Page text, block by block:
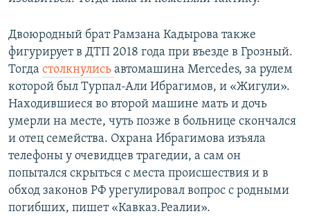
Двоюродный брат Рамзана Кадырова также
фигурирует в ДТП 2018 года при въезде в Грозный.
Тогда столкнулись автомашина Mercedes, за рулем
которой был Турпал-Али Ибрагимов, и «Жигули».
Находившиеся во второй машине мать и дочь
умерли на месте, чуть позже в больнице скончался
и отец семейства. Охрана Ибрагимова изъяла
телефоны у очевидцев трагедии, а сам он
попытался скрыться с места происшествия и в
обход законов РФ урегулировал вопрос с родными
погибших, пишет «Кавказ.Реалии».